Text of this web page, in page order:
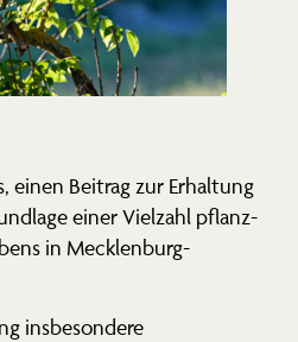
einen Beitrag zur Erhaltung
einer Vielzahl pflanz­
in Mecklenburg-
insbesondere